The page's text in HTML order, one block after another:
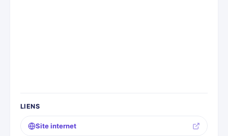
LIENS
Site internet